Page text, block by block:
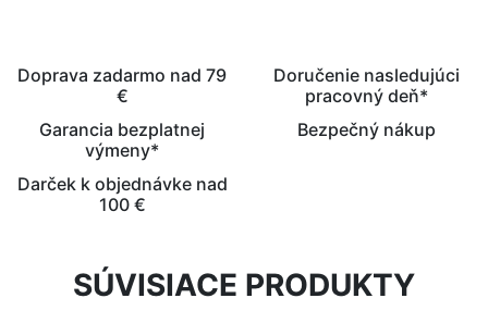
Doprava zadarmo nad 79
€
Doručenie nasledujúci
pracovný deň*
Garancia bezplatnej
výmeny*
Bezpečný nákup
Darček k objednávke nad
100 €
SÚVISIACE PRODUKTY